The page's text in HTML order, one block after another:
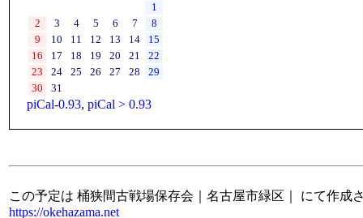
1
2
3 4 5 6 7
8
9
10 11 12 13 14
15
16
17 18 19 20 21
22
23
24 25 26 27 28
29
30
31
piCal-0.93, piCal > 0.93
この予定は 桶狭間古戦場保存会｜名古屋市緑区｜ にて作成
https://okehazama.net